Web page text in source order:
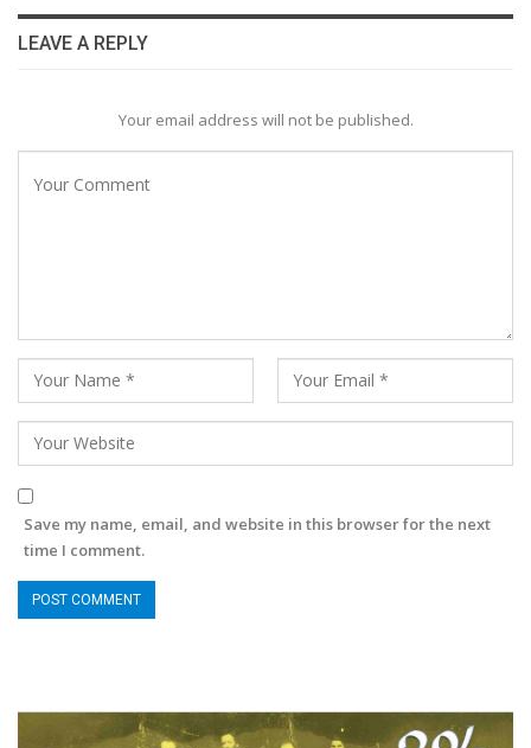
LEAVE A REPLY
Your email address will not be published.
Save my name, email, and website in this browser for the next
time I comment.